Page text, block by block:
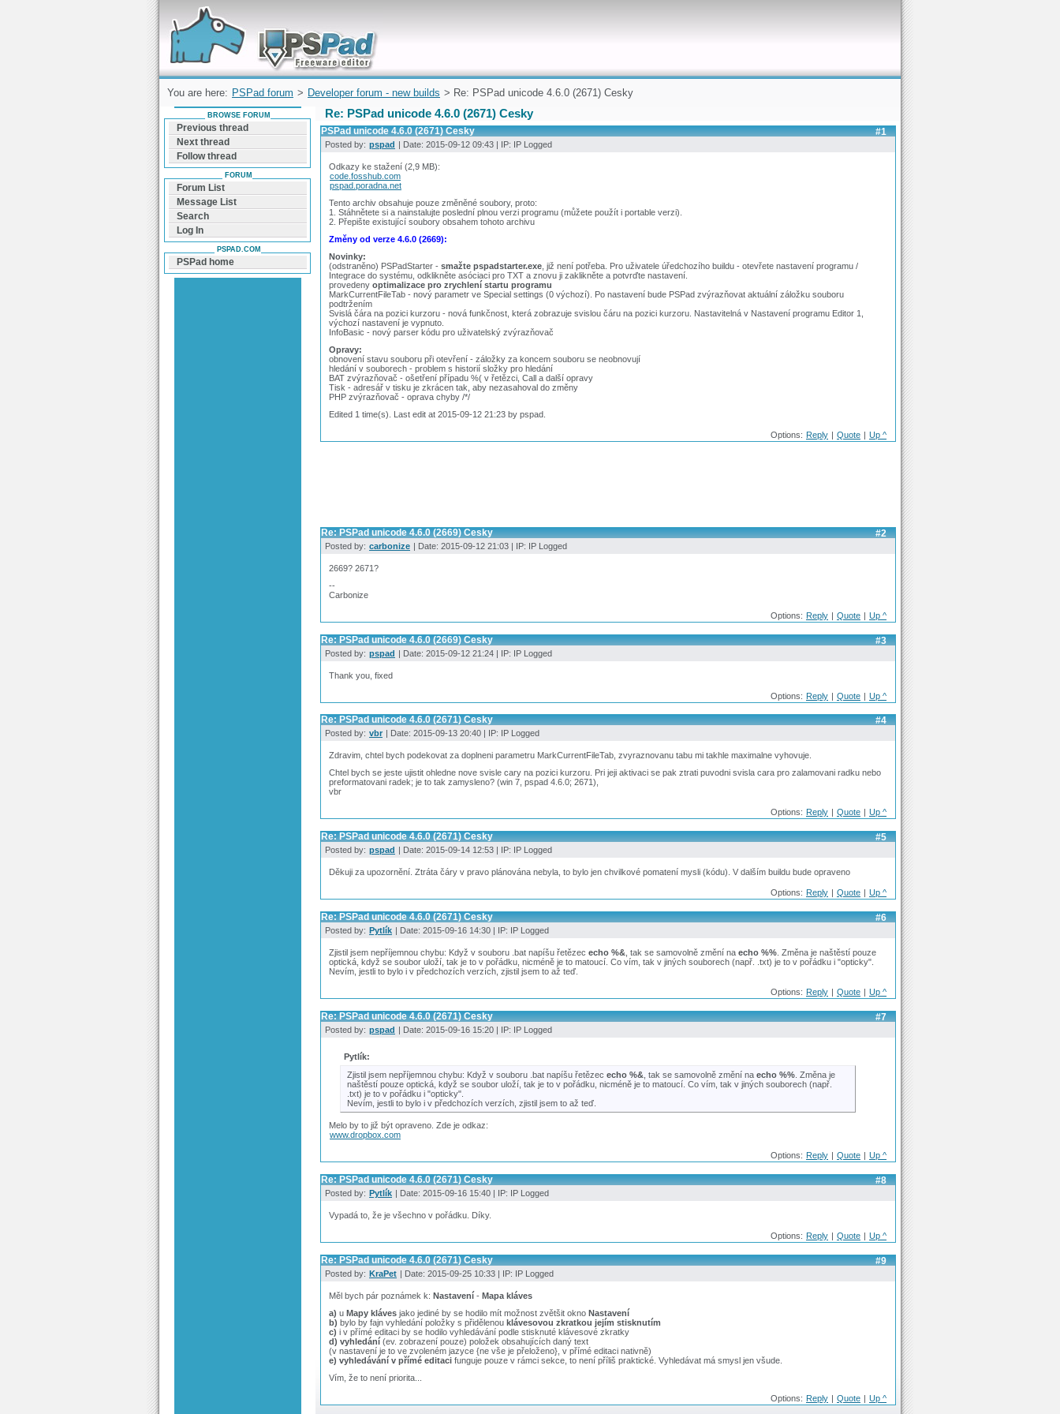
Forum can help you solve problems and quickly
find a solution with PSPad for Microsoft
Windows
You are here: PSPad forum > Developer forum - new builds > Re: PSPad unicode 4.6.0 (2671) Cesky
Re: PSPad unicode 4.6.0 (2671) Cesky
#1
PSPad unicode 4.6.0 (2671) Cesky
Posted by: pspad | Date: 2015-09-12 09:43 | IP: IP Logged
Odkazy ke stažení (2,9 MB):
code.fosshub.com
pspad.poradna.net
Tento archiv obsahuje pouze změněné soubory, proto:
1. Stáhnětete si a nainstalujte poslední plnou verzi programu (můžete použít i portable verzi).
2. Přepište existující soubory obsahem tohoto archivu
Změny od verze 4.6.0 (2669):
Novinky:
(odstraněno) PSPadStarter - smažte pspadstarter.exe , již není potřeba. Pro uživatele úředchozího buildu - otevřete nastavení programu /
Integrace do systému, odklikněte asóciaci pro TXT a znovu ji zaklikněte a potvrďte nastavení.
provedeny optimalizace pro zrychlení startu programu
MarkCurrentFileTab - nový parametr ve Special settings (0 výchozí). Po nastavení bude PSPad zvýrazňovat aktuální záložku souboru
podtržením
Svislá čára na pozici kurzoru - nová funkčnost, která zobrazuje svislou čáru na pozici kurzoru. Nastavitelná v Nastavení programu Editor 1,
výchozí nastavení je vypnuto.
InfoBasic - nový parser kódu pro uživatelský zvýrazňovač
Opravy:
obnovení stavu souboru při otevření - záložky za koncem souboru se neobnovují
hledání v souborech - problem s historií složky pro hledání
BAT zvýrazňovač - ošetření případu %( v řetězci, Call a další opravy
Tisk - adresář v tisku je zkrácen tak, aby nezasahoval do změny
PHP zvýrazňovač - oprava chyby /*/
Edited 1 time(s). Last edit at 2015-09-12 21:23 by pspad.
Options: Reply | Quote | Up ^
#2
Re: PSPad unicode 4.6.0 (2669) Cesky
Posted by: carbonize | Date: 2015-09-12 21:03 | IP: IP Logged
2669? 2671?
--
Carbonize
Options: Reply | Quote | Up ^
#3
Re: PSPad unicode 4.6.0 (2669) Cesky
Posted by: pspad | Date: 2015-09-12 21:24 | IP: IP Logged
Thank you, fixed
Options: Reply | Quote | Up ^
#4
Re: PSPad unicode 4.6.0 (2671) Cesky
Posted by: vbr | Date: 2015-09-13 20:40 | IP: IP Logged
Zdravim, chtel bych podekovat za doplneni parametru MarkCurrentFileTab, zvyraznovanu tabu mi takhle maximalne vyhovuje.
Chtel bych se jeste ujistit ohledne nove svisle cary na pozici kurzoru. Pri jeji aktivaci se pak ztrati puvodni svisla cara pro zalamovani radku nebo
preformatovani radek; je to tak zamysleno? (win 7, pspad 4.6.0; 2671),
vbr
Options: Reply Quote Up ^
#5
Re: PSPad unicode 4.6.0 (2671) Cesky
Posted by: pspad | Date: 2015-09-14 12:53 | IP: IP Logged
Děkuji za upozornění. Ztráta čáry v pravo plánována nebyla, to bylo jen chvilkové pomatení mysli (kódu). V dalším buildu bude opraveno
Options: Reply | Quote | Up ^
#6
Re: PSPad unicode 4.6.0 (2671) Cesky
Posted by: Pytlík | Date: 2015-09-16 14:30 | IP: IP Logged
Zjistil jsem nepříjemnou chybu: Když v souboru .bat napíšu řetězec echo %& , tak se samovolně změní na echo %% . Změna je naštěstí pouze
optická, když se soubor uloží, tak je to v pořádku, nicméně je to matoucí. Co vím, tak v jiných souborech (např. .txt) je to v pořádku i "opticky".
Nevím, jestli to bylo i v předchozích verzích, zjistil jsem to až teď.
Options: Reply | Quote | Up ^
#7
Re: PSPad unicode 4.6.0 (2671) Cesky
Posted by: pspad | Date: 2015-09-16 15:20 | IP: IP Logged
Pytlík:
Zjistil jsem nepříjemnou chybu: Když v souboru .bat napíšu řetězececho %& , tak se samovolně změní naecho %% . Změna je
naštěstí pouze optická, když se soubor uloží, tak je to v pořádku, nicméně je to matoucí. Co vím, tak v jiných souborech (např.
.txt) je to v pořádku i "opticky".
Nevím, jestli to bylo i v předchozích verzích, zjistil jsem to až teď.
Melo by to již být opraveno. Zde je odkaz:
www.dropbox.com
Options: Reply Quote Up ^
#8
Re: PSPad unicode 4.6.0 (2671) Cesky
Posted by: Pytlík | Date: 2015-09-16 15:40 | IP: IP Logged
Vypadá to, že je všechno v pořádku. Díky.
Options: Reply Quote Up ^
#9
Re: PSPad unicode 4.6.0 (2671) Cesky
Posted by: KraPet | Date: 2015-09-25 10:33 | IP: IP Logged
Měl bych pár poznámek k: Nastavení - Mapa kláves
a) u Mapy kláves jako jediné by se hodilo mít možnost zvětšit okno Nastavení
b) bylo by fajn vyhledání položky s přidělenou klávesovou zkratkou jejím stisknutím
c) i v přímé editaci by se hodilo vyhledávání podle stisknuté klávesové zkratky
d) vyhledání (ev. zobrazení pouze) položek obsahujících daný text
(v nastavení je to ve zvoleném jazyce {ne vše je přeloženo}, v přímé editaci nativně)
e) vyhledávání v přímé editaci funguje pouze v rámci sekce, to není příliš praktické. Vyhledávat má smysl jen všude.
Vím, že to není priorita...
Options: Reply | Quote | Up ^
BROWSE FORUM
Previous thread
Next thread
Follow thread
FORUM
Forum List
Message List
Search
Log In
PSPAD.COM
PSPad home